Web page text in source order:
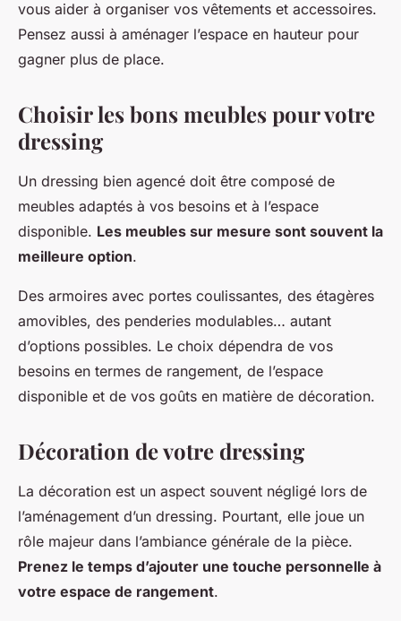
vous aider à organiser vos vêtements et accessoires.
Pensez aussi à aménager l’espace en hauteur pour
gagner plus de place.
Choisir les bons meubles pour votre
dressing
Un dressing bien agencé doit être composé de
meubles adaptés à vos besoins et à l’espace
disponible. Les meubles sur mesure sont souvent la
meilleure option.
Des armoires avec portes coulissantes, des étagères
amovibles, des penderies modulables… autant
d’options possibles. Le choix dépendra de vos
besoins en termes de rangement, de l’espace
disponible et de vos goûts en matière de décoration.
Décoration de votre dressing
La décoration est un aspect souvent négligé lors de
l’aménagement d’un dressing. Pourtant, elle joue un
rôle majeur dans l’ambiance générale de la pièce.
Prenez le temps d’ajouter une touche personnelle à
votre espace de rangement.